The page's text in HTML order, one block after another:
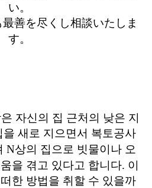
い。
善を尽くし相談いたしま
す。
자신의 집 근처의 낮은 지
새로 지으면서 복토공사
N상의 집으로 빗물이나 오
을 겪고 있다고 합니다. 이
한 방법을 취할 수 있을까